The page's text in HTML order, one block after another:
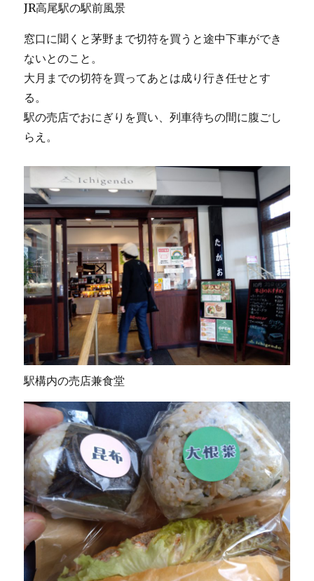
JR高尾駅の駅前風景
窓口に聞くと茅野まで切符を買うと途中下車ができ
ないとのこと。
大月までの切符を買ってあとは成り行き任せとす
る。
駅の売店でおにぎりを買い、列車待ちの間に腹ごし
らえ。
駅構内の売店兼食堂